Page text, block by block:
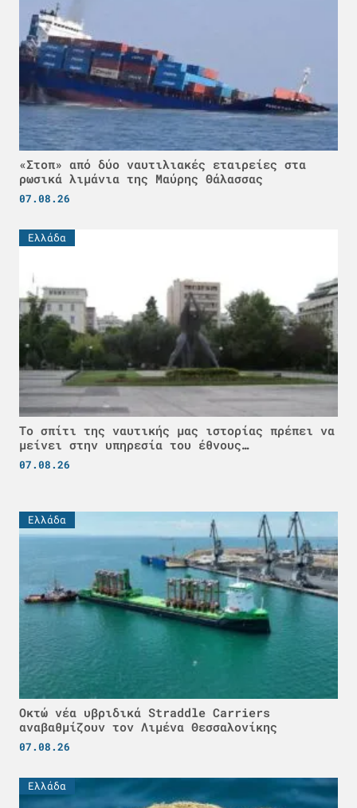
«Στοπ» από δύο ναυτιλιακές εταιρείες στα
ρωσικά λιμάνια της Μαύρης Θάλασσας
07.08.26
Ελλάδα
Το σπίτι της ναυτικής μας ιστορίας πρέπει να
μείνει στην υπηρεσία του έθνους…
07.08.26
Ελλάδα
Οκτώ νέα υβριδικά Straddle Carriers
αναβαθμίζουν τον Λιμένα Θεσσαλονίκης
07.08.26
Ελλάδα